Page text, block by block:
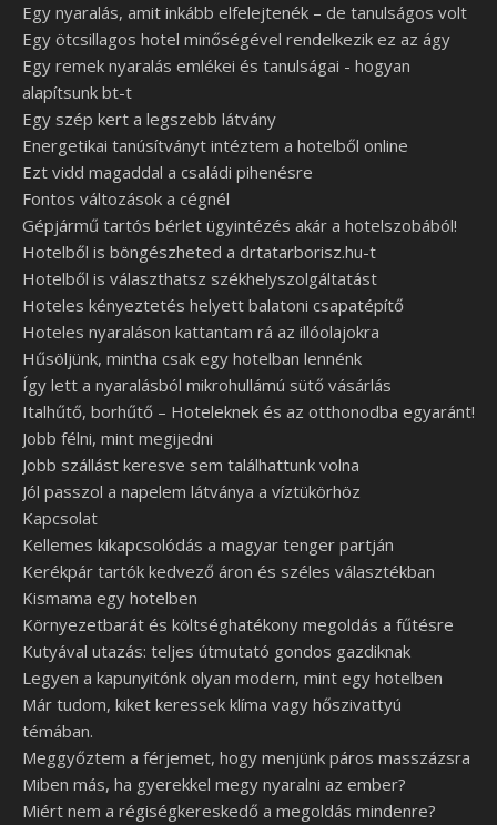
Egy nyaralás, amit inkább elfelejtenék – de tanulságos volt
Egy ötcsillagos hotel minőségével rendelkezik ez az ágy
Egy remek nyaralás emlékei és tanulságai - hogyan
alapítsunk bt-t
Egy szép kert a legszebb látvány
Energetikai tanúsítványt intéztem a hotelből online
Ezt vidd magaddal a családi pihenésre
Fontos változások a cégnél
Gépjármű tartós bérlet ügyintézés akár a hotelszobából!
Hotelből is böngészheted a drtatarborisz.hu-t
Hotelből is választhatsz székhelyszolgáltatást
Hoteles kényeztetés helyett balatoni csapatépítő
Hoteles nyaraláson kattantam rá az illóolajokra
Hűsöljünk, mintha csak egy hotelban lennénk
Így lett a nyaralásból mikrohullámú sütő vásárlás
Italhűtő, borhűtő – Hoteleknek és az otthonodba egyaránt!
Jobb félni, mint megijedni
Jobb szállást keresve sem találhattunk volna
Jól passzol a napelem látványa a víztükörhöz
Kapcsolat
Kellemes kikapcsolódás a magyar tenger partján
Kerékpár tartók kedvező áron és széles választékban
Kismama egy hotelben
Környezetbarát és költséghatékony megoldás a fűtésre
Kutyával utazás: teljes útmutató gondos gazdiknak
Legyen a kapunyitónk olyan modern, mint egy hotelben
Már tudom, kiket keressek klíma vagy hőszivattyú
témában.
Meggyőztem a férjemet, hogy menjünk páros masszázsra
Miben más, ha gyerekkel megy nyaralni az ember?
Miért nem a régiségkereskedő a megoldás mindenre?